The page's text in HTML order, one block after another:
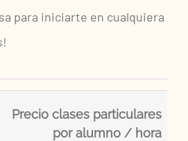
para iniciarte en cualquiera
Precio clases particulares
por alumno / hora